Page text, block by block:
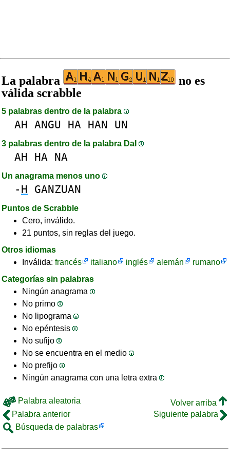
La palabra
no es
válida scrabble
5 palabras dentro de la palabra
AH ANGU HA HAN UN
3 palabras dentro de la palabra DaI
AH HA NA
Un anagrama menos uno
- H GANZUAN
Puntos de Scrabble
Cero, inválido.
21 puntos, sin reglas del juego.
Otros idiomas
Inválida: francés italiano inglés alemán
rumano
Categorías sin palabras
Ningún anagrama
No primo
No lipograma
No epéntesis
No sufijo
No se encuentra en el medio
No prefijo
Ningún anagrama con una letra extra
Palabra aleatoria
Volver arriba
Palabra anterior
Siguiente palabra
Búsqueda de palabras